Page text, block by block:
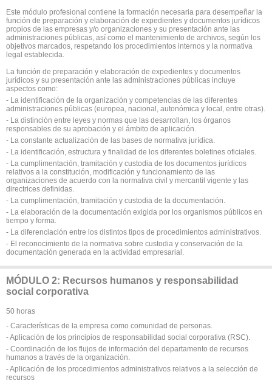
Este módulo profesional contiene la formación necesaria para desempeñar la
función de preparación y elaboración de expedientes y documentos jurídicos
propios de las empresas y/o organizaciones y su presentación ante las
administraciones públicas, así como el mantenimiento de archivos, según los
objetivos marcados, respetando los procedimientos internos y la normativa
legal establecida.
La función de preparación y elaboración de expedientes y documentos
jurídicos y su presentación ante las administraciones públicas incluye
aspectos como:
- La identificación de la organización y competencias de las diferentes
administraciones públicas (europea, nacional, autonómica y local, entre otras).
- La distinción entre leyes y normas que las desarrollan, los órganos
responsables de su aprobación y el ámbito de aplicación.
- La constante actualización de las bases de normativa jurídica.
- La identificación, estructura y finalidad de los diferentes boletines oficiales.
- La cumplimentación, tramitación y custodia de los documentos jurídicos
relativos a la constitución, modificación y funcionamiento de las
organizaciones de acuerdo con la normativa civil y mercantil vigente y las
directrices definidas.
- La cumplimentación, tramitación y custodia de la documentación.
- La elaboración de la documentación exigida por los organismos públicos en
tiempo y forma.
- La diferenciación entre los distintos tipos de procedimientos administrativos.
- El reconocimiento de la normativa sobre custodia y conservación de la
documentación generada en la actividad empresarial.
MÓDULO 2: Recursos humanos y responsabilidad
social corporativa
50 horas
- Características de la empresa como comunidad de personas.
- Aplicación de los principios de responsabilidad social corporativa (RSC).
- Coordinación de los flujos de información del departamento de recursos
humanos a través de la organización.
- Aplicación de los procedimientos administrativos relativos a la selección de
recursos